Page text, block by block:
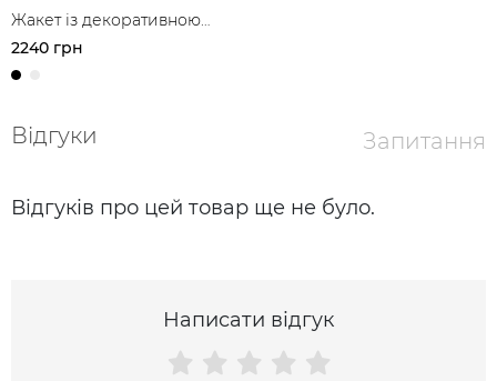
Жакет із декоративною
застібкою в азійському стилі
з льону
2240 грн
Відгуки Запитання
Відгуків про цей товар ще не було.
Написати відгук